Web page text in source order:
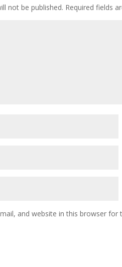
not be published. Required fields
and website in this browser